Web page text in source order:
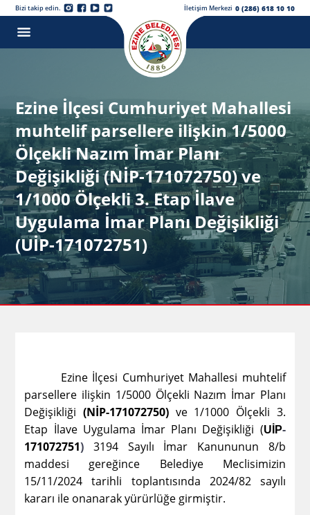
Bizi takip edin. İletişim Merkezi 0 (286) 618 10 10
Ezine İlçesi Cumhuriyet Mahallesi
muhtelif parsellere ilişkin 1/5000
Ölçekli Nazım İmar Planı
Değişikliği (NİP-171072750) ve
1/1000 Ölçekli 3. Etap İlave
Uygulama İmar Planı Değişikliği
(UİP-171072751)
Ezine İlçesi Cumhuriyet Mahallesi muhtelif
parsellere ilişkin 1/5000 Ölçekli Nazım İmar Planı
Değişikliği(NİP-171072750) ve 1/1000 Ölçekli 3.
Etap İlave Uygulama İmar Planı Değişikliği (UİP-
171072751) 3194 Sayılı İmar Kanununun 8/b
maddesi gereğince Belediye Meclisimizin
15/11/2024 tarihli toplantısında 2024/82 sayılı
kararı ile onanarak yürürlüğe girmiştir.